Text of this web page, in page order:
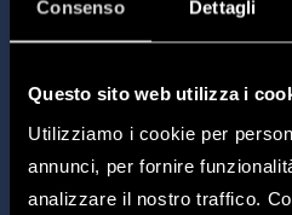
Consenso Dettagli
Questo sito web utilizza i
Utilizziamo i cookie per
annunci, per fornire
analizzare il nostro traffico.
gratuita
intuitivae
produtos ideais para